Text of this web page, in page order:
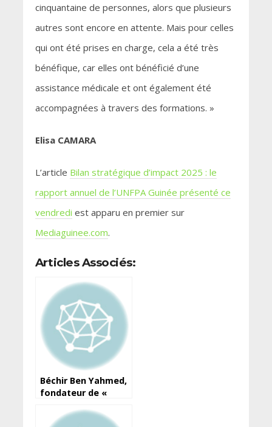
cinquantaine de personnes, alors que plusieurs
autres sont encore en attente. Mais pour celles
qui ont été prises en charge, cela a été très
bénéfique, car elles ont bénéficié d’une
assistance médicale et ont également été
accompagnées à travers des formations. »
Elisa CAMARA
L’article Bilan stratégique d’impact 2025 : le
rapport annuel de l’UNFPA Guinée présenté ce
vendredi est apparu en premier sur
Mediaguinee.com.
Articles Associés:
Béchir Ben Yahmed,
fondateur de «
mort